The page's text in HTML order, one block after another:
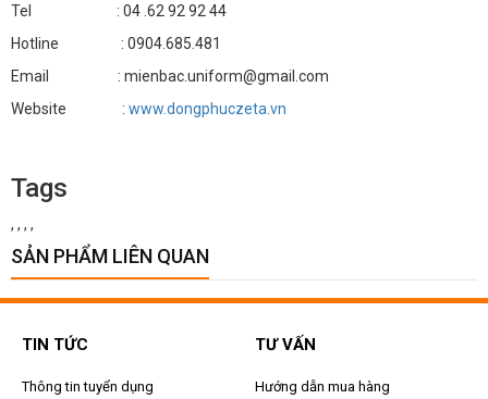
Tel : 04 .62 92 92 44
Hotline : 0904.685.481
Email : mienbac.uniform@gmail.com
Website : www.dongphuczeta.vn
Tags
, , , ,
SẢN PHẨM LIÊN QUAN
TIN TỨC
Thông tin tuyển dụng
TƯ VẤN
Hướng dẫn mua hàng